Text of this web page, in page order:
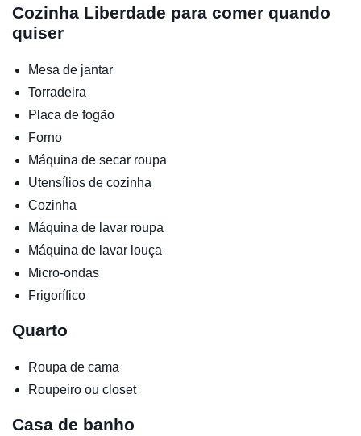
Cozinha Liberdade para comer quando
quiser
Mesa de jantar
Torradeira
Placa de fogão
Forno
Máquina de secar roupa
Utensílios de cozinha
Cozinha
Máquina de lavar roupa
Máquina de lavar louça
Micro-ondas
Frigorífico
Quarto
Roupa de cama
Roupeiro ou closet
Casa de banho